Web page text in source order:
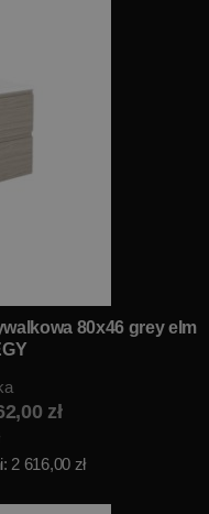
80x46 grey elm
zł
2 616,00 zł